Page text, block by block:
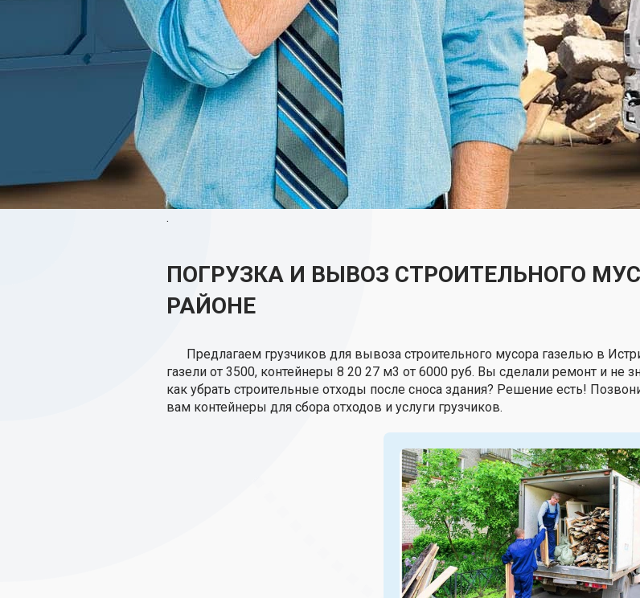
.
ПОГРУЗКА И ВЫВОЗ СТРОИТЕЛЬНОГО
РАЙОНЕ
Предлагаем грузчиков для вывоза строительного мусора газелью в
газели от 3500, контейнеры 8 20 27 м3 от 6000 руб. Вы сделали ремонт и не
как убрать строительные отходы после сноса здания? Решение есть!
вам контейнеры для сбора отходов и услуги грузчиков.